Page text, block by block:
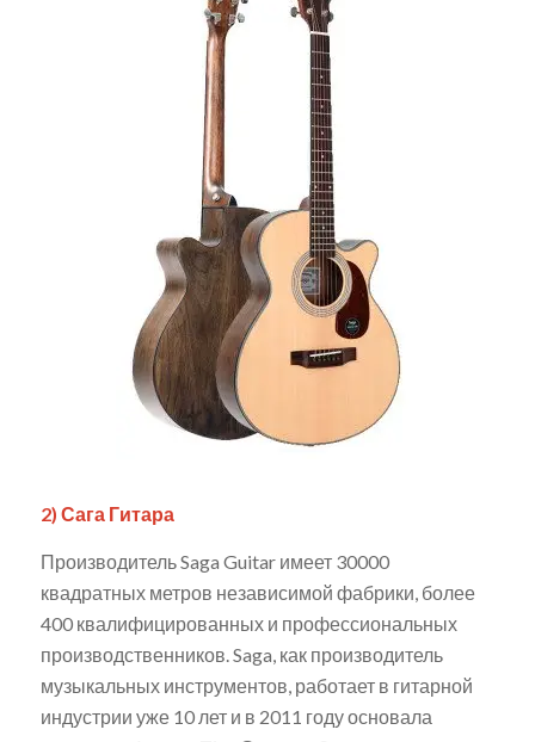
2) Сага Гитара
Производитель Saga Guitar имеет 30000
квадратных метров независимой фабрики, более
400 квалифицированных и профессиональных
производственников. Saga, как производитель
музыкальных инструментов, работает в гитарной
индустрии уже 10 лет и в 2011 году основала